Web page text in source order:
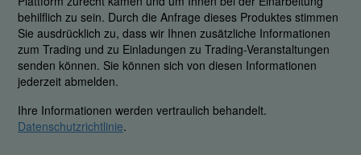
behilflich zu sein. Durch die Anfrage dieses Produktes stimmen
Sie ausdrücklich zu, dass wir Ihnen zusätzliche Informationen
zum Trading und zu Einladungen zu Trading-Veranstaltungen
senden können. Sie können sich von diesen Informationen
jederzeit abmelden.
Ihre Informationen werden vertraulich behandelt.
Datenschutzrichtlinie.